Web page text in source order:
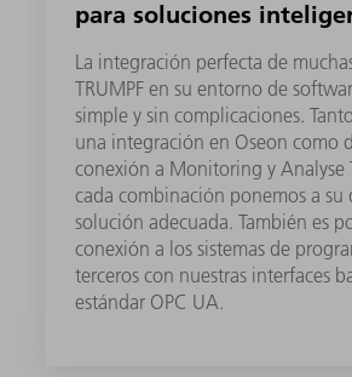
para soluciones
La integración perfecta de
TRUMPF en su entorno de
simple y sin complicaciones.
una integración en Oseon como
conexión a Monitoring y Analyse
cada combinación ponemos a su
solución adecuada.​ También es
conexión a los sistemas de
terceros con nuestras interfaces
estándar OPC UA.